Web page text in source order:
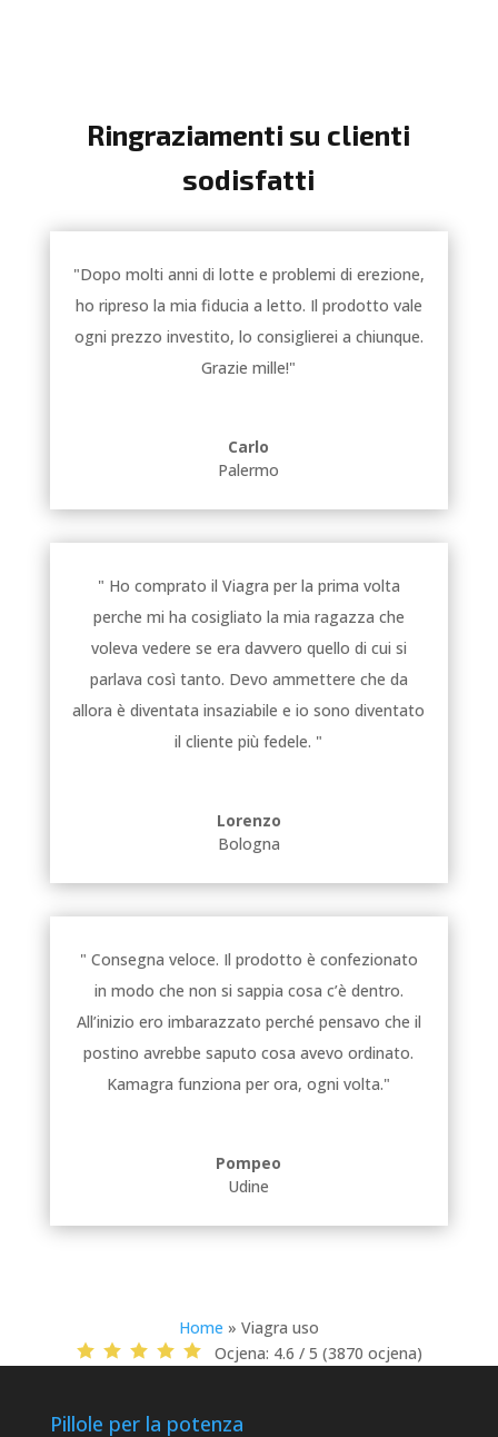
Ringraziamenti su clienti
sodisfatti
"Dopo molti anni di lotte e problemi di erezione,
ho ripreso la mia fiducia a letto. Il prodotto vale
ogni prezzo investito, lo consiglierei a chiunque.
Grazie mille!"
Carlo
Palermo
" Ho comprato il Viagra per la prima volta
perche mi ha cosigliato la mia ragazza che
voleva vedere se era davvero quello di cui si
parlava così tanto. Devo ammettere che da
allora è diventata insaziabile e io sono diventato
il cliente più fedele. "
Lorenzo
Bologna
" Consegna veloce. Il prodotto è confezionato
in modo che non si sappia cosa c’è dentro.
All’inizio ero imbarazzato perché pensavo che il
postino avrebbe saputo cosa avevo ordinato.
Kamagra funziona per ora, ogni volta."
Pompeo
Udine
Home » Viagra uso
Ocjena: 4.6 / 5 (3870 ocjena)
Pillole per la potenza